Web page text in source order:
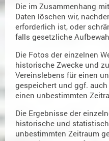
Die im Zusammenhang
Daten löschen wir,
erforderlich ist, oder
falls gesetzliche
Die Fotos der einzelnen
historische Zwecke und
Vereinslebens für einen
gespeichert und ggf.
einen unbestimmten
Die Ergebnisse der
historische und
unbestimmten Zeitraum